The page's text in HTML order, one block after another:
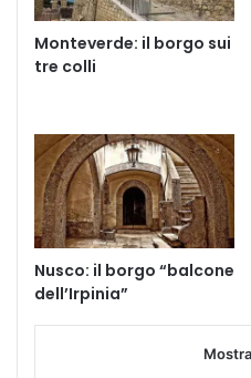
Monteverde: il borgo sui
tre colli
Nusco: il borgo “balcone
dell’Irpinia”